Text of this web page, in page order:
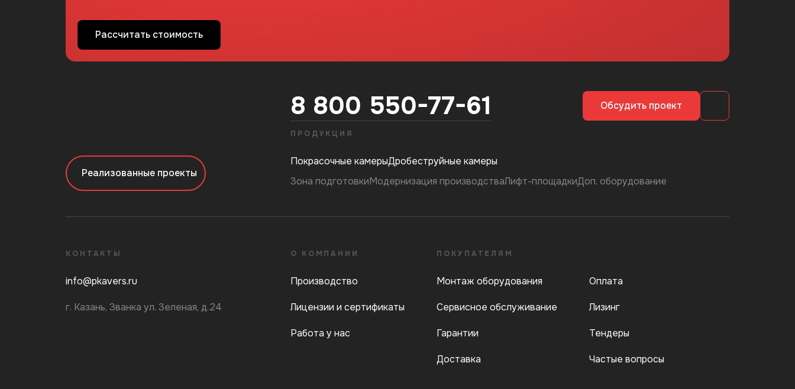
Рассчитать стоимость
8 800 550-77-61 Обсудить проект
Реализованные проекты
ПРОДУКЦИЯ
Покрасочные камерыДробеструйные камеры
Зона подготовкиМодернизация производстваЛифт-площадкиДоп. оборудование
КОНТАКТЫ
info@pkavers.ru
г. Казань, Званка ул. Зеленая, д.24
О КОМПАНИИ
Производство
Лицензии и сертификаты
Работа у нас
ПОКУПАТЕЛЯМ
Монтаж оборудования
Сервисное обслуживание
Гарантии
Доставка
Оплата
Лизинг
Тендеры
Частые вопросы